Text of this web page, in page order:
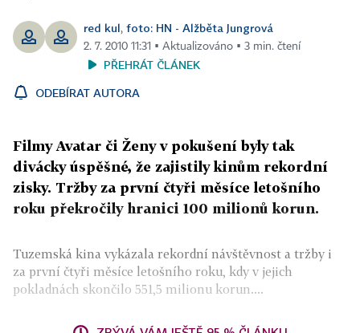
red kul, foto: HN - Alžběta Jungrová
2. 7. 2010 11:31 ▪ Aktualizováno ▪ 3 min. čtení
PŘEHRÁT ČLÁNEK
ODEBÍRAT AUTORA
Filmy Avatar či Ženy v pokušení byly tak
divácky úspěšné, že zajistily kinům rekordní
zisky. Tržby za první čtyři měsíce letošního
roku překročily hranici 100 milionů korun.
Tuzemská kina vykázala rekordní návštěvnost a tržby i
za první čtyři měsíce letošního roku, kdy v jejich
pokladnách skončilo 551,5 milionu korun....